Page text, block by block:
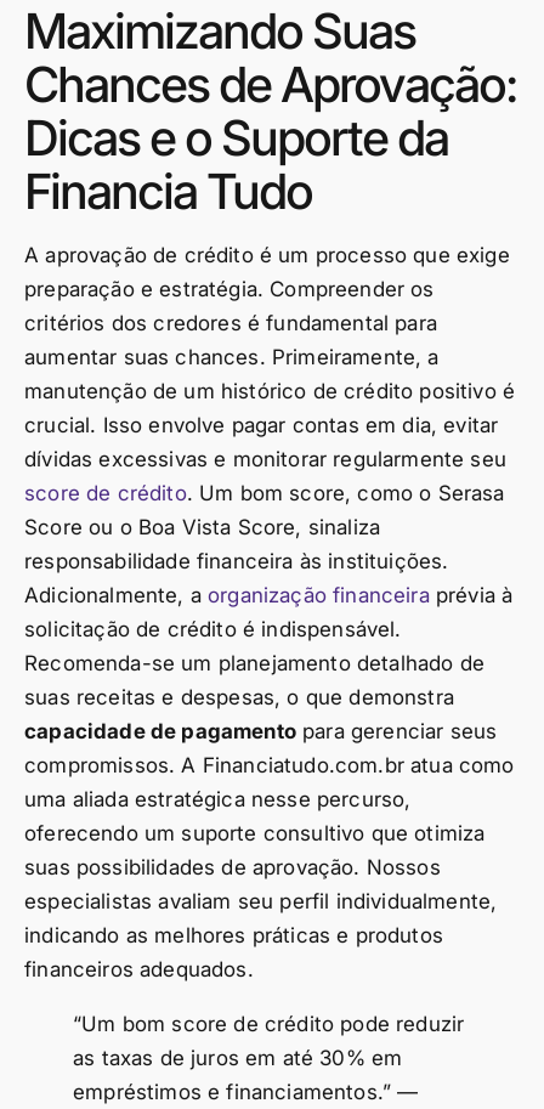
Maximizando Suas
Chances de Aprovação:
Dicas e o Suporte da
Financia Tudo
A aprovação de crédito é um processo que exige
preparação e estratégia. Compreender os
critérios dos credores é fundamental para
aumentar suas chances. Primeiramente, a
manutenção de um histórico de crédito positivo é
crucial. Isso envolve pagar contas em dia, evitar
dívidas excessivas e monitorar regularmente seu
score de crédito. Um bom score, como o Serasa
Score ou o Boa Vista Score, sinaliza
responsabilidade financeira às instituições.
Adicionalmente, aorganização financeiraprévia à
solicitação de crédito é indispensável.
Recomenda-se um planejamento detalhado de
suas receitas e despesas, o que demonstra
capacidade de pagamentopara gerenciar seus
compromissos. A Financiatudo.com.br atua como
uma aliada estratégica nesse percurso,
oferecendo um suporte consultivo que otimiza
suas possibilidades de aprovação. Nossos
especialistas avaliam seu perfil individualmente,
indicando as melhores práticas e produtos
financeiros adequados.
“Um bom score de crédito pode reduzir
as taxas de juros em até 30% em
empréstimos e financiamentos.” —